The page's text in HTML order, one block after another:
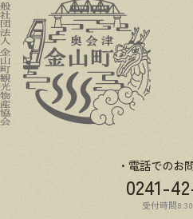
電話でのお
0241-
受付時間